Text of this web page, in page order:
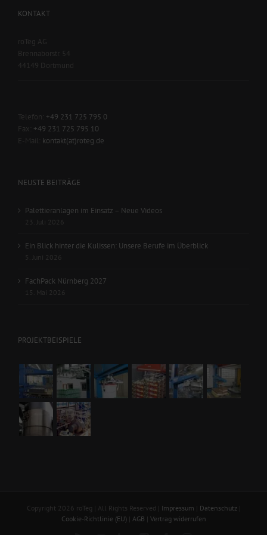
KONTAKT
roTeg AG
Brennaborstr. 54
44149 Dortmund
Telefon: +49 231 725 795 0
Fax: +49 231 725 795 10
E-Mail: kontakt(at)roteg.de
NEUSTE BEITRÄGE
Palettieranlagen im Einsatz – Neue Videos
23. Juli 2026
Ein Blick hinter die Kulissen: Unsere Berufe im Überblick
5. Juni 2026
FachPack Nürnberg 2027
15. Mai 2026
PROJEKTBEISPIELE
Copyright 2026 roTeg | All Rights Reserved | Impressum | Datenschutz|
Cookie-Richtlinie (EU)| AGB | Vertrag widerrufen